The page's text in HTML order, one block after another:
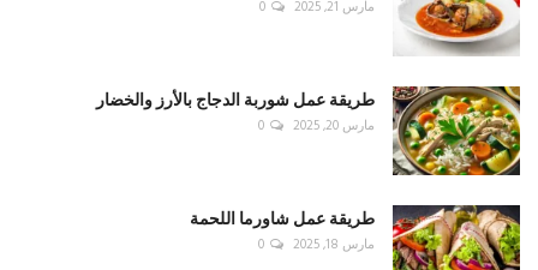
مارس 21, 2025 0
طريقة عمل شوربة الدجاج بالأرز والخضار
مارس 20, 2025 0
طريقة عمل شاورما اللحمة
مارس 18, 2025 0